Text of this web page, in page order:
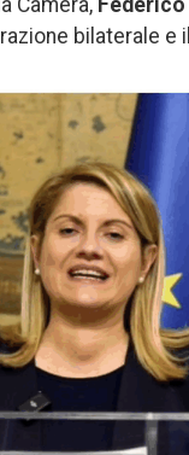
bilaterale e